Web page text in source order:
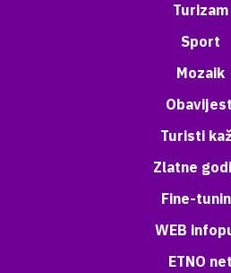
Turizam
Sport
Mozaik
Turisti
Zlatne
Fine-
WEB
ETNO net